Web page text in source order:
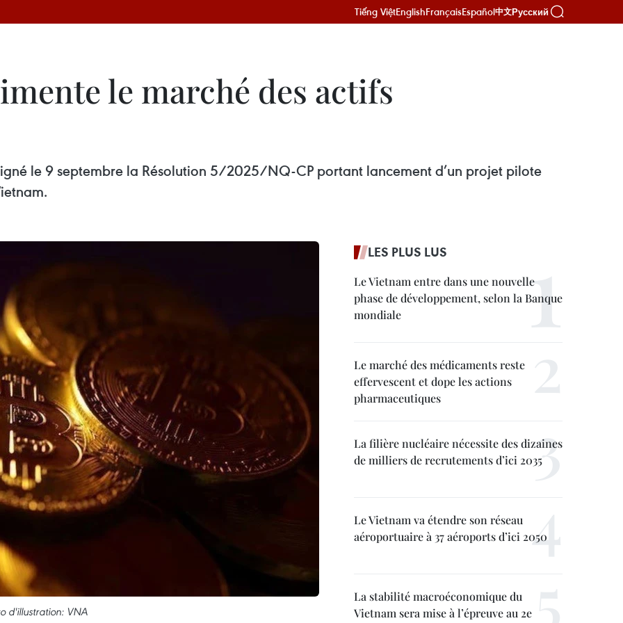
Tiếng ViệtEnglishFrançaisEspañol中文Русский
le marché des actifs
le 9 septembre la Résolution 5/2025/NQ-CP portant lancement d’un projet pilote
d'illustration: VNA
LES PLUS LUS
Le Vietnam entre dans une nouvelle
phase de développement, selon la Banque
mondiale
Le marché des médicaments reste
effervescent et dope les actions
pharmaceutiques
La filière nucléaire nécessite des dizaines
de milliers de recrutements d’ici 2035
Le Vietnam va étendre son réseau
aéroportuaire à 37 aéroports d’ici 2050
La stabilité macroéconomique du
Vietnam sera mise à l’épreuve au 2e